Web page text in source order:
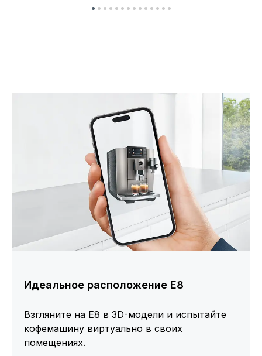
Идеальное расположение E8
Взгляните на E8 в 3D-модели и испытайте
кофемашину виртуально в своих
помещениях.